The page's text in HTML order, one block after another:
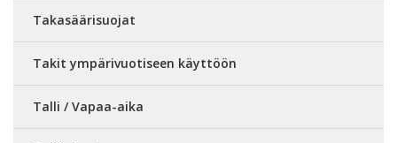
Takasäärisuojat
Takit ympärivuotiseen käyttöön
Talli / Vapaa-aika